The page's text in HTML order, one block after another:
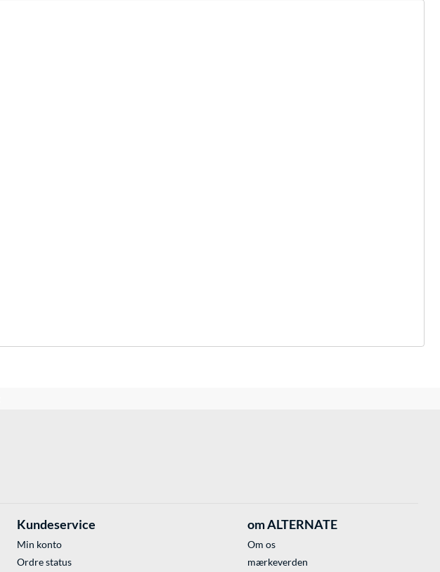
Kundeservice
Min konto
Ordre status
om ALTERNATE
Om os
mærkeverden